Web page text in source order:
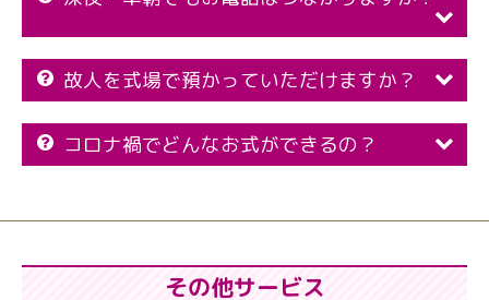
故人を式場で預かっていただけますか？
コロナ禍でどんなお式ができるの？
その他サービス